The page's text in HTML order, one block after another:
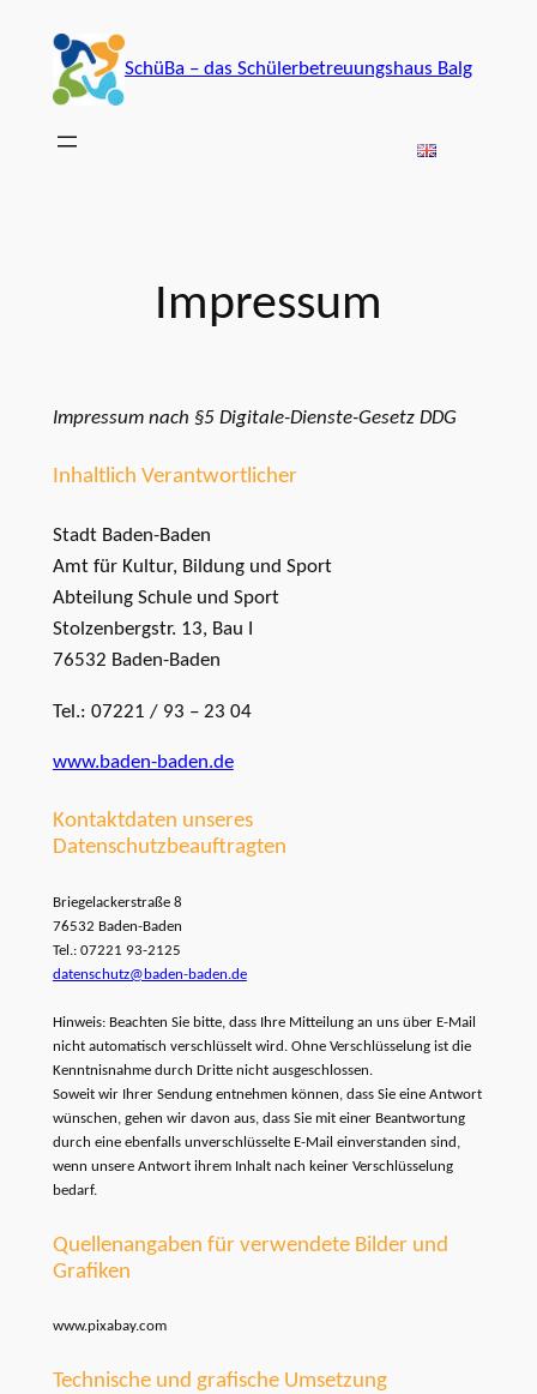
Inhalt
springen
SchüBa – das Schülerbetreuungshaus Balg
Impressum
Impressum nach §5 Digitale-Dienste-Gesetz DDG
Inhaltlich Verantwortlicher
Stadt Baden-Baden
Amt für Kultur, Bildung und Sport
Abteilung Schule und Sport
Stolzenbergstr. 13, Bau I
76532 Baden-Baden
Tel.: 07221 / 93 – 23 04
www.baden-baden.de
Kontaktdaten unseres
Datenschutzbeauftragten
Briegelackerstraße 8
76532 Baden-Baden
Tel.: 07221 93-2125
datenschutz@baden-baden.de
Hinweis: Beachten Sie bitte, dass Ihre Mitteilung an uns über E-Mail
nicht automatisch verschlüsselt wird. Ohne Verschlüsselung ist die
Kenntnisnahme durch Dritte nicht ausgeschlossen.
Soweit wir Ihrer Sendung entnehmen können, dass Sie eine Antwort
wünschen, gehen wir davon aus, dass Sie mit einer Beantwortung
durch eine ebenfalls unverschlüsselte E-Mail einverstanden sind,
wenn unsere Antwort ihrem Inhalt nach keiner Verschlüsselung
bedarf.
Quellenangaben für verwendete Bilder und
Grafiken
www.pixabay.com
Technische und grafische Umsetzung